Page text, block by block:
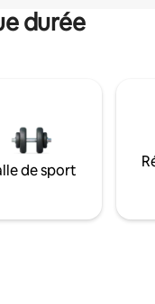
durée
de sport